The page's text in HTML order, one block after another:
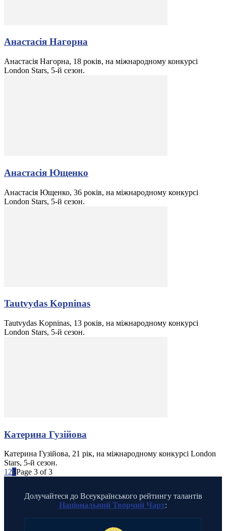
Анастасія Нагорна
Анастасія Нагорна, 18 років, на міжнародному конкурсі
London Stars, 5-й сезон.
Анастасія Ющенко
Анастасія Ющенко, 36 років, на міжнародному конкурсі
London Stars, 5-й сезон.
Tautvydas Kopninas
Tautvydas Kopninas, 13 років, на міжнародному конкурсі
London Stars, 5-й сезон.
Катерина Гузійова
Катерина Гузійова, 21 рік, на міжнародному конкурсі London
Stars, 5-й сезон.
123Page 3 of 3
Долучайтеся до Всеукраїнського рейтингу талантів
Національний Творчий Чарт: